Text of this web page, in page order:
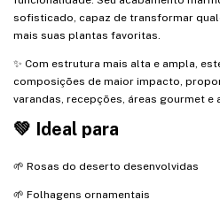
sofisticado, capaz de transformar
mais suas plantas favoritas.
✨ Com estrutura mais alta e ampla,
composições de maior impacto,
varandas, recepções, áreas gourmet e
💚 Ideal para
🌱 Rosas do deserto desenvolvidas
🌱 Folhagens ornamentais